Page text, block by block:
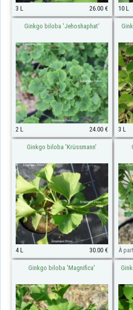
3 L 26.00 € 10 L
Ginkgo biloba 'Jehoshaphat'
2 L 24.00 € 3 L
Ginkgo biloba 'Krüssmann'
4 L 30.00 € À
Ginkgo biloba 'Magnifica'